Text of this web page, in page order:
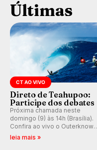
Últimas
CT AO VIVO
Direto de Teahupoo:
Participe dos debates
Próxima chamada neste
domingo (9) às 14h (Brasília).
Confira ao vivo o Outerknown
Tahiti Pro 2026 e participe dos
leia mais »